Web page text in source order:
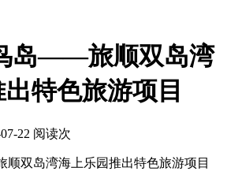
岛——旅顺双岛湾
特色旅游项目
22 阅读次
双岛湾海上乐园推出特色旅游项目